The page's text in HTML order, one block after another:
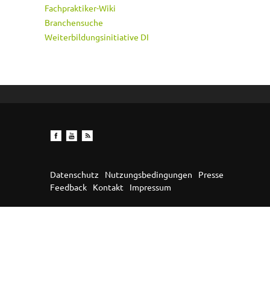
Fachpraktiker-Wiki
Branchensuche
Weiterbildungsinitiative DI
Datenschutz Nutzungsbedingungen
Presse
Feedback
Kontakt Impressum